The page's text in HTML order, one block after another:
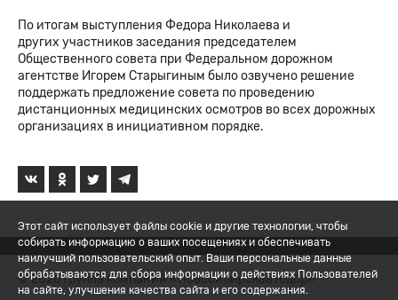
По итогам выступления Федора Николаева и
других участников заседания председателем
Общественного совета при Федеральном дорожном
агентстве Игорем Старыгиным было озвучено решение
поддержать предложение совета по проведению
дистанционных медицинских осмотров во всех дорожных
организациях в инициативном порядке.
© 2026 Группа компаний «Новосибирскавтодор»
Этот сайт использует файлы cookie и другие технологии, чтобы
собирать информацию о ваших посещениях и обеспечивать
наилучший пользовательский опыт. Ваши персональные данные
обрабатываются для сбора информации о действиях Пользователей
на сайте, улучшения качества сайта и его содержания.